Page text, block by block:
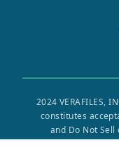
2024 VERAFILES,
constitutes
and Do Not